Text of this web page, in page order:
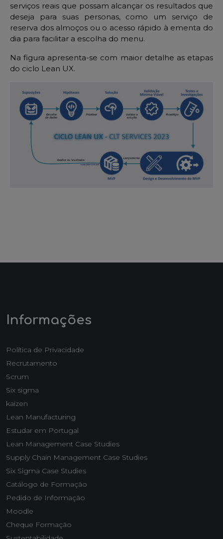
serviços reais que possam alcançar os resultados que
deseja para suas personas, como um serviço de
reserva dos almoços ou o acesso rápido à ementa do
dia para facilitar a escolha do menu.
Na figura apresenta-se com maior detalhe as etapas
do ciclo Lean UX.
Informações
Política de Privacidade
Recrutamento
Scrum
Six sigma
kaizen
Lean Manufacturing
Estudar em Portugal
Lean Management Case Studies
Supply Chain Management Case Studies
Six Sigma Case Studies
Catálogo de Formação
Pedido de Informação
Moodle
Cheque Formação